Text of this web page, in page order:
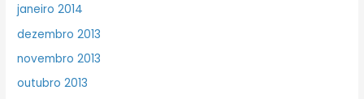
janeiro 2014
dezembro 2013
novembro 2013
outubro 2013